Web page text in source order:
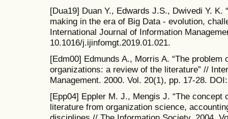
[Dua19] Duan Y., Edwards J.S., Dwivedi Y.
making in the era of Big Data - evolution,
International Journal of Information
10.1016/j.ijinfomgt.2019.01.021.
[Edm00] Edmunds A., Morris A. “The
organizations: a review of the literature” //
Management. 2000. Vol. 20(1), pp. 17-28.
[Epp04] Eppler M. J., Mengis J. “The concept
literature from organization science,